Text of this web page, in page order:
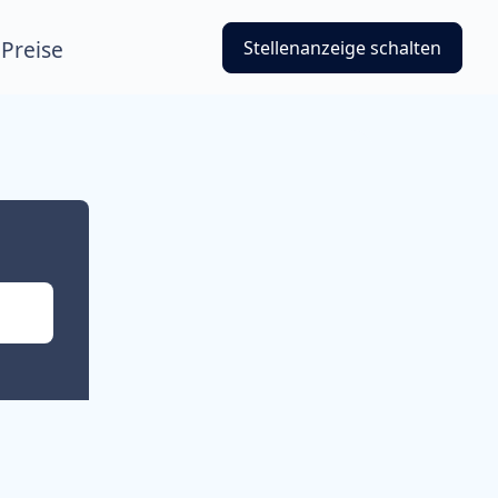
Preise Stellenanzeige schalten